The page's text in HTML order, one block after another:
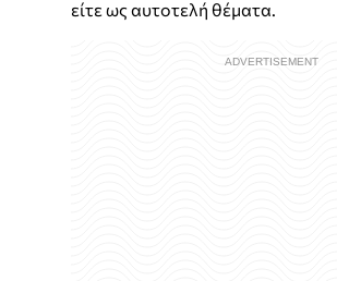
είτε ως αυτοτελή θέματα.